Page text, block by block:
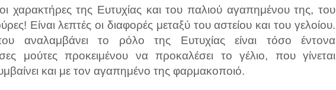
χαρακτήρες της Ευτυχίας και του παλιού αγαπημένου της, του
Είναι λεπτές οι διαφορές μεταξύ του αστείου και του γελοίου.
αναλαμβάνει το ρόλο της Ευτυχίας είναι τόσο έντονα
μούτες προκειμένου να προκαλέσει το γέλιο, που γίνεται
και με τον αγαπημένο της φαρμακοποιό.